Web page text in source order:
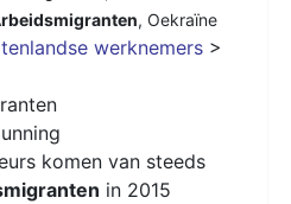
, Oekraïne
werknemers >
komen van steeds
in 2015